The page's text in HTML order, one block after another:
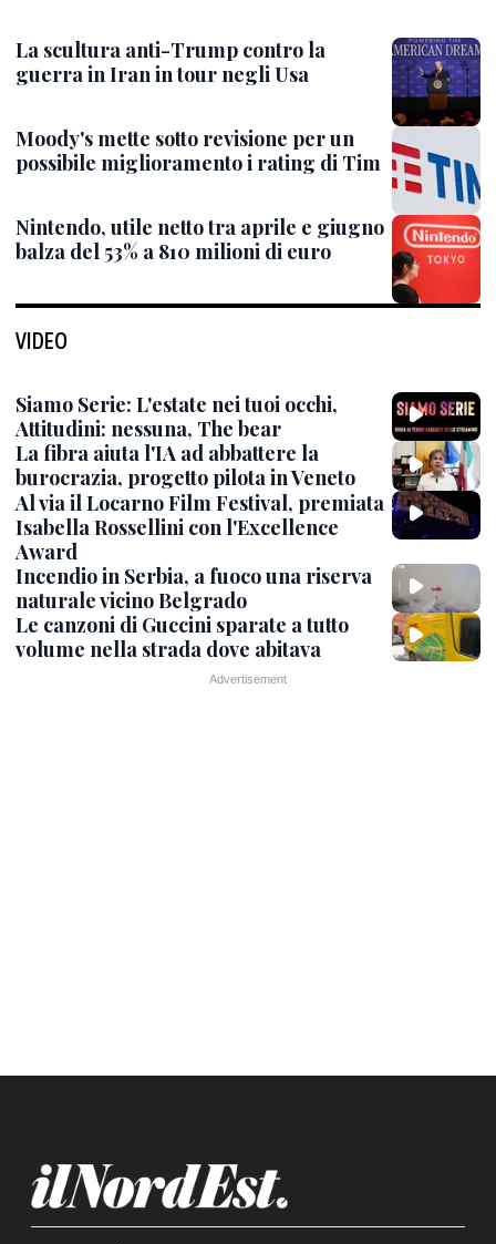
La scultura anti-Trump contro la
guerra in Iran in tour negli Usa
Moody's mette sotto revisione per un
possibile miglioramento i rating di Tim
Nintendo, utile netto tra aprile e giugno
balza del 53% a 810 milioni di euro
VIDEO
Siamo Serie: L'estate nei tuoi occhi,
Attitudini: nessuna, The bear
La fibra aiuta l'IA ad abbattere la
burocrazia, progetto pilota in Veneto
Al via il Locarno Film Festival, premiata
Isabella Rossellini con l'Excellence
Award
Incendio in Serbia, a fuoco una riserva
naturale vicino Belgrado
Le canzoni di Guccini sparate a tutto
volume nella strada dove abitava